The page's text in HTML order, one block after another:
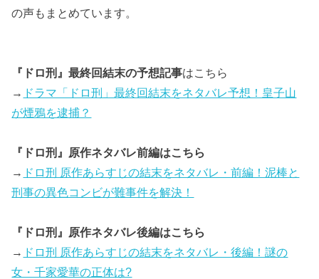
の声もまとめています。
『ドロ刑』最終回結末の予想記事はこちら
→ ドラマ「ドロ刑」最終回結末をネタバレ予想！皇子山
が煙鴉を逮捕？
『ドロ刑』原作ネタバレ前編はこちら
→ ドロ刑 原作あらすじの結末をネタバレ・前編！泥棒と
刑事の異色コンビが難事件を解決！
『ドロ刑』原作ネタバレ後編はこちら
→ ドロ刑 原作あらすじの結末をネタバレ・後編！謎の
女・千家愛華の正体は?